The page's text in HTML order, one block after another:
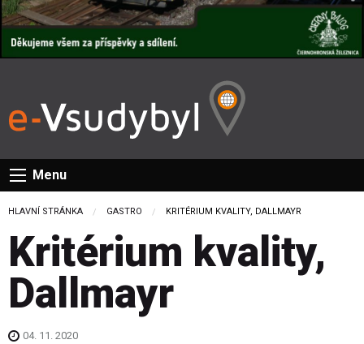
Menu
HLAVNÍ STRÁNKA GASTRO CURRENT:
KRITÉRIUM KVALITY, DALLMAYR
Kritérium kvality,
Dallmayr
04. 11. 2020